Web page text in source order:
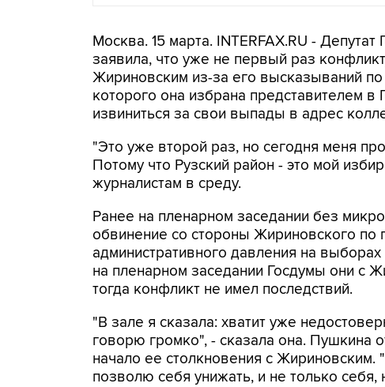
Москва. 15 марта. INTERFAX.RU -
заявила, что уже не первый раз
Жириновским из-за его высказываний
которого она избрана представителем
извиниться за свои выпады в адрес
"Это уже второй раз, но сегодня меня
Потому что Рузский район - это мой
журналистам в среду.
Ранее на пленарном заседании без
обвинение со стороны Жириновского
административного давления на
на пленарном заседании Госдумы они с
тогда конфликт не имел последствий.
"В зале я сказала: хватит уже
говорю громко", - сказала она. Пушкина
начало ее столкновения с Жириновским.
позволю себя унижать, и не только себя,